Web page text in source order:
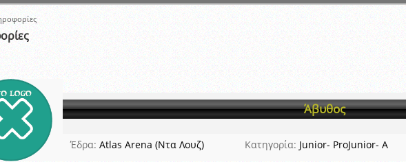
Ώρες έναρξης αγώνων Πρωταθλημάτων
Αποτελέσματα επαναληπτικών γραπτών εξετάσεων και αγωνιστικών δοκιμασιών διαιτητών
Καταρτισμός ομάδων ανα όμιλο
Κληρώσεις Πρωταθλημάτων και Κυπέλλου 2015-2016
Άβυθος
Έδρα: Atlas Arena (Ντα Λουζ) Κατηγορία: Junior- ProJunior- Α